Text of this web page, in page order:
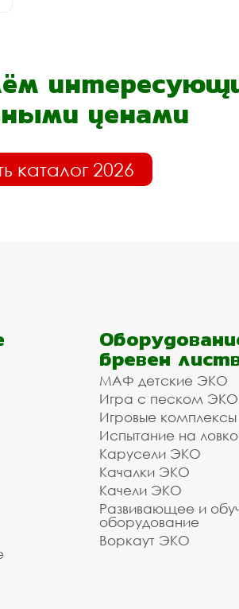
ценами
каталог 2026
бревен
МАФ детские ЭКО
Игра с песком ЭКО
Игровые
Испытание на
Карусели ЭКО
Качалки ЭКО
Качели ЭКО
Развивающее и
оборудование
Воркаут ЭКО